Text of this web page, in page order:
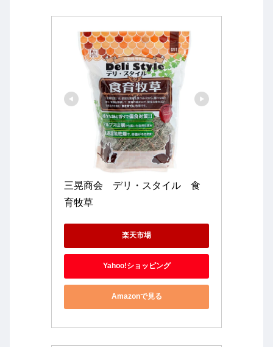
三晃商会　デリ・スタイル　食
育牧草
楽天市場
Yahoo!ショッピング
Amazonで見る